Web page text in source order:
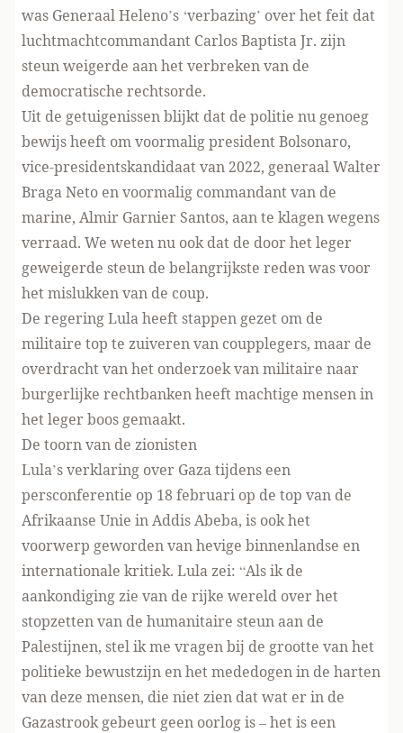
was Generaal Heleno’s ‘verbazing’ over het feit dat
luchtmachtcommandant Carlos Baptista Jr. zijn
steun weigerde aan het verbreken van de
democratische rechtsorde.
Uit de getuigenissen blijkt dat de politie nu genoeg
bewijs heeft om voormalig president Bolsonaro,
vice-presidentskandidaat van 2022, generaal Walter
Braga Neto en voormalig commandant van de
marine, Almir Garnier Santos, aan te klagen wegens
verraad. We weten nu ook dat de door het leger
geweigerde steun de belangrijkste reden was voor
het mislukken van de coup.
De regering Lula heeft stappen gezet om de
militaire top te zuiveren van coupplegers, maar de
overdracht van het onderzoek van militaire naar
burgerlijke rechtbanken heeft machtige mensen in
het leger boos gemaakt.
De toorn van de zionisten
Lula’s verklaring over Gaza tijdens een
persconferentie op 18 februari op de top van de
Afrikaanse Unie in Addis Abeba, is ook het
voorwerp geworden van hevige binnenlandse en
internationale kritiek. Lula zei: “Als ik de
aankondiging zie van de rijke wereld over het
stopzetten van de humanitaire steun aan de
Palestijnen, stel ik me vragen bij de grootte van het
politieke bewustzijn en het mededogen in de harten
van deze mensen, die niet zien dat wat er in de
Gazastrook gebeurt geen oorlog is – het is een